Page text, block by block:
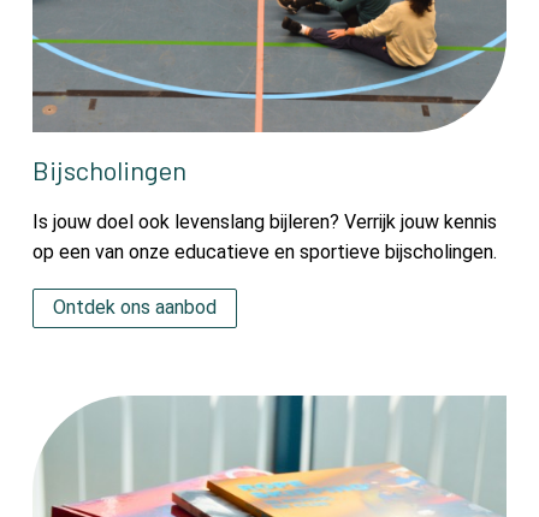
Bijscholingen
Is jouw doel ook levenslang bijleren? Verrijk jouw kennis
op een van onze educatieve en sportieve bijscholingen.
Ontdek ons aanbod